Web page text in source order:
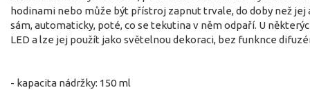
hodinami nebo může být přístroj zapnut trvale, do doby než
sám, automaticky, poté, co se tekutina v něm odpaří. U
LED a lze jej použít jako světelnou dekoraci, bez funknce
- kapacita nádržky: 150 ml